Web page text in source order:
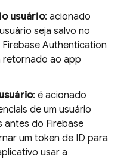
usuário: acionado
seja salvo no
Firebase Authentication
retornado ao app
: é acionado
de um usuário
antes do Firebase
um token de ID para
usar a